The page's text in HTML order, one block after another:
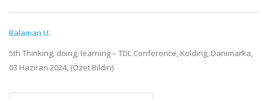
Balaman U.
5th Thinking, doing, learning – TDL Conference, Kolding, Danimarka,
03 Haziran 2024, (Özet Bildiri)